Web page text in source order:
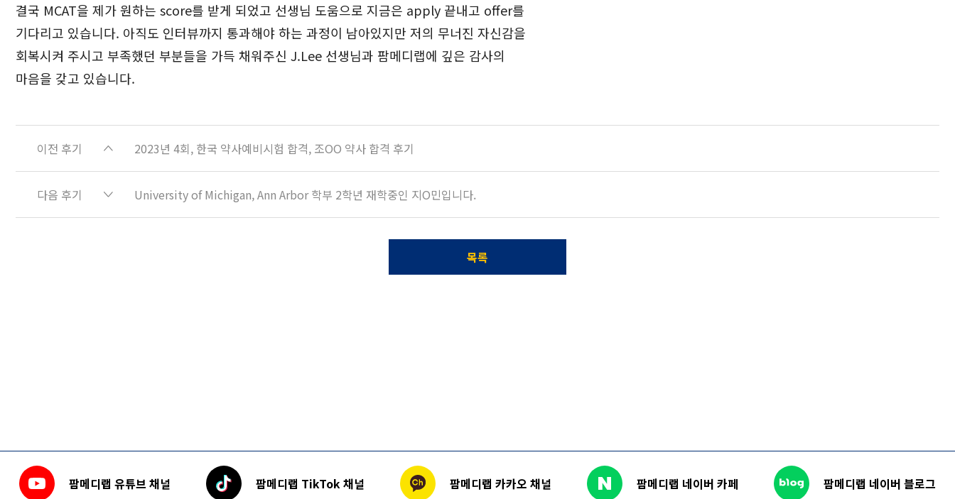
결국 MCAT을 제가 원하는 score를 받게 되었고 선생님 도움으로 지금은 apply 끝내고 offer를
기다리고 있습니다. 아직도 인터뷰까지 통과해야 하는 과정이 남아있지만 저의 무너진 자신감을
회복시켜 주시고 부족했던 부분들을 가득 채워주신 J.Lee 선생님과 팜메디랩에 깊은 감사의
마음을 갖고 있습니다.
이전 후기 2023년 4회, 한국 약사예비시험 합격, 조OO 약사 합격 후기
다음 후기 University of Michigan, Ann Arbor 학부 2학년 재학중인 지O민입니다.
목록
팜메디랩 유튜브 채널 팜메디랩 TikTok 채널 팜메디랩 카카오 채널 팜메디랩 네이버 카페 팜메디랩 네이버 블로그